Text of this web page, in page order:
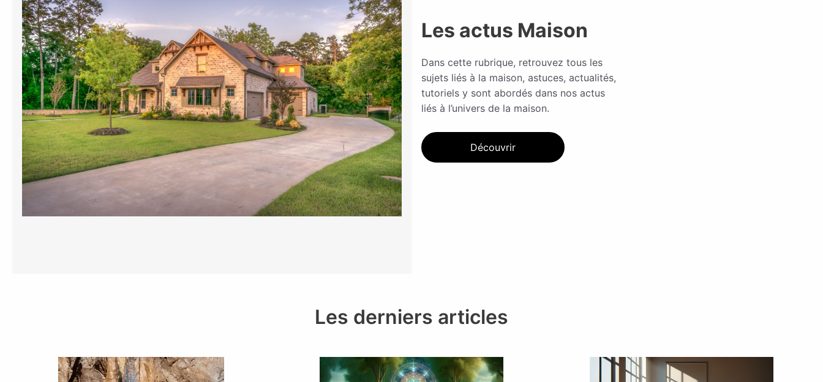
Les actus Maison
Dans cette rubrique, retrouvez tous les
sujets liés à la maison, astuces, actualités,
tutoriels y sont abordés dans nos actus
liés à l’univers de la maison.
Découvrir
Les derniers articles